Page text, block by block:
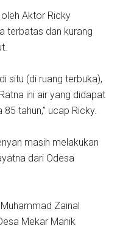
Aktor Ricky
terbatas dan kurang
situ (di ruang terbuka),
ini air yang didapat
tahun,” ucap Ricky.‎
masih melakukan
dari Odesa
Zainal
Mekar Manik